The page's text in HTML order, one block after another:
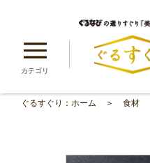
カテゴリ
ぐるすぐり：ホーム 食材